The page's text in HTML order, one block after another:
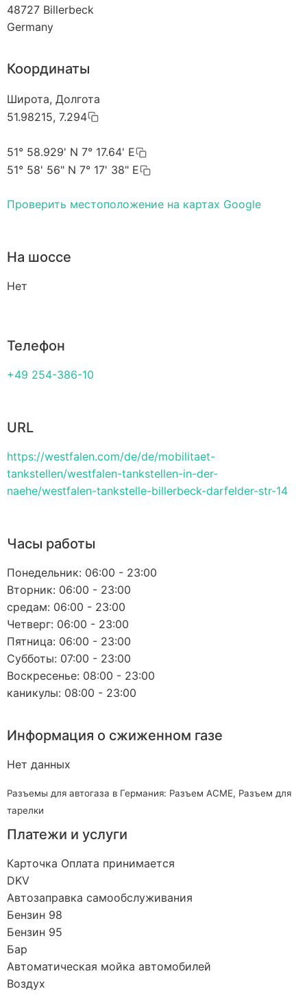
48727 Billerbeck
Germany
Координаты
Широта, Долгота
51.98215, 7.294
51° 58.929' N 7° 17.64' E
51° 58' 56" N 7° 17' 38" E
Проверить местоположение на картах Google
На шоссе
Нет
Телефон
+49 254-386-10
URL
https://westfalen.com/de/de/mobilitaet-
tankstellen/westfalen-tankstellen-in-der-
naehe/westfalen-tankstelle-billerbeck-darfelder-str-14
Часы работы
Понедельник: 06:00 - 23:00
Вторник: 06:00 - 23:00
средам: 06:00 - 23:00
Четверг: 06:00 - 23:00
Пятница: 06:00 - 23:00
Субботы: 07:00 - 23:00
Воскресенье: 08:00 - 23:00
каникулы: 08:00 - 23:00
Информация о сжиженном газе
Нет данных
Разъемы для автогаза в Германия: Разъем ACME, Разъем для
тарелки
Платежи и услуги
Карточка Оплата принимается
DKV
Автозаправка самообслуживания
Бензин 98
Бензин 95
Бар
Автоматическая мойка автомобилей
Воздух